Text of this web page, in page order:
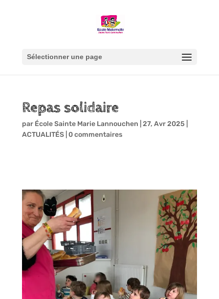
Sélectionner une page
Repas solidaire
par École Sainte Marie Lannouchen 27, Avr 2025
ACTUALITÉS| 0 commentaires